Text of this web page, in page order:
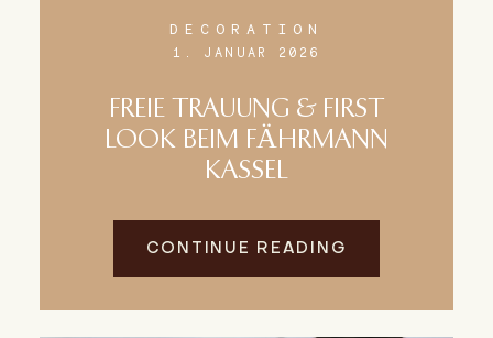
DECORATION
1. JANUAR 2026
FREIE TRAUUNG & FIRST
LOOK BEIM FÄHRMANN
KASSEL
CONTINUE READING